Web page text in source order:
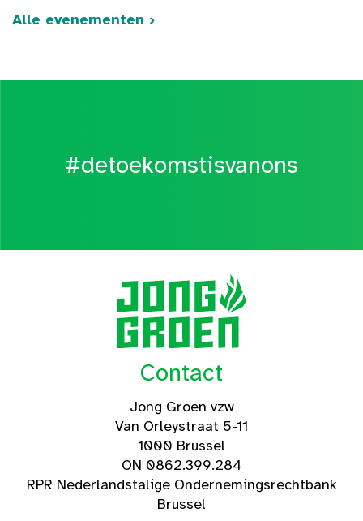
Alle evenementen ›
#detoekomstisvanons
Contact
Jong Groen vzw
Van Orleystraat 5-11
1000 Brussel
ON 0862.399.284
RPR Nederlandstalige Ondernemingsrechtbank
Brussel